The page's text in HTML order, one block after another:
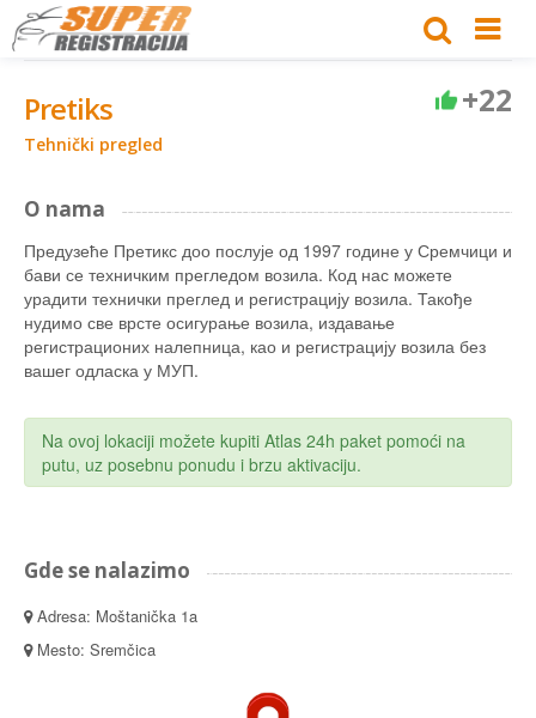
Pretiks
Tehnički pregled
+22
O nama
Предузеће Претикс доо послује од 1997 године у Сремчици и
бави се техничким прегледом возила. Код нас можете
урадити технички преглед и регистрацију возила. Такође
нудимо све врсте осигурање возила, издавање
регистрационих налепница, као и регистрацију возила без
вашег одласка у МУП.
Na ovoj lokaciji možete kupiti Atlas 24h paket pomoći na
putu, uz posebnu ponudu i brzu aktivaciju.
Gde se nalazimo
Adresa: Moštanička 1a
Mesto: Sremčica